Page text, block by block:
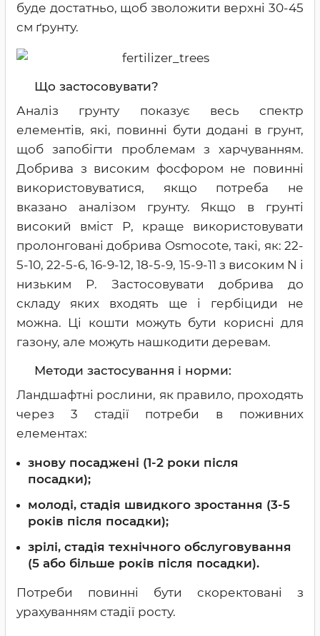
буде достатньо, щоб зволожити верхні 30-45
см ґрунту.
Що застосовувати?
Аналіз грунту показує весь спектр
елементів, які, повинні бути додані в грунт,
щоб запобігти проблемам з харчуванням.
Добрива з високим фосфором не повинні
використовуватися, якщо потреба не
вказано аналізом грунту. Якщо в грунті
високий вміст Р, краще використовувати
пролонговані добрива Osmocote, такі, як: 22-
5-10, 22-5-6, 16-9-12, 18-5-9, 15-9-11 з високим N і
низьким P. Застосовувати добрива до
складу яких входять ще і гербіциди не
можна. Ці кошти можуть бути корисні для
газону, але можуть нашкодити деревам.
Методи застосування і норми:
Ландшафтні рослини, як правило, проходять
через 3 стадії потреби в поживних
елементах:
знову посаджені (1-2 роки після
посадки);
молоді, стадія швидкого зростання (3-5
років після посадки);
зрілі, стадія технічного обслуговування
(5 або більше років після посадки).
Потреби повинні бути скоректовані з
урахуванням стадії росту.